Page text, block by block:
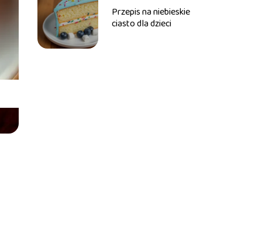
Przepis na niebieskie
ciasto dla dzieci